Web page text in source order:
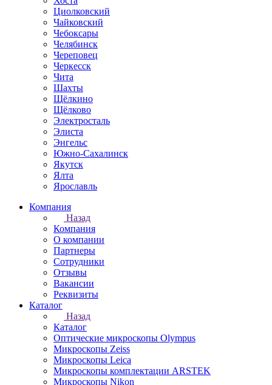
Циолковский
Чайковский
Чебоксары
Челябинск
Череповец
Черкесск
Чита
Шахты
Щёлкино
Щёлково
Электросталь
Элиста
Энгельс
Южно-Сахалинск
Якутск
Ялта
Ярославль
Компания
Назад
Компания
О компании
Партнеры
Сотрудники
Отзывы
Вакансии
Реквизиты
Каталог
Назад
Каталог
Оптические микроскопы Olympus
Микроскопы Zeiss
Микроскопы Leica
Микроскопы комплектации ARSTEK
Микроскопы Nikon